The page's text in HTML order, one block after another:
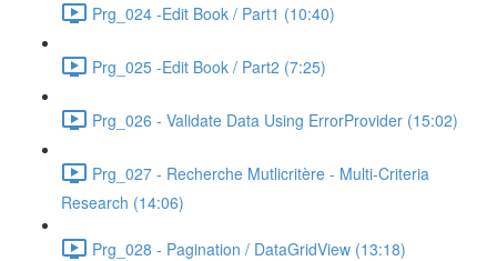
Prg_024 -Edit Book / Part1 (10:40)
Prg_025 -Edit Book / Part2 (7:25)
Prg_026 - Validate Data Using ErrorProvider (15:02)
Prg_027 - Recherche Mutlicritère - Multi-Criteria
Research (14:06)
Prg_028 - Pagination / DataGridView (13:18)